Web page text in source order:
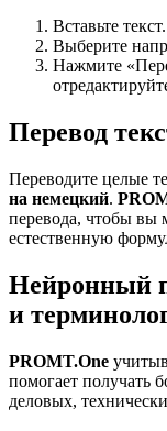
Вставьте текст.
Выберите
Нажмите
Перевод
Переводите целые
на немецкий.
перевода, чтобы вы
естественную
Нейронный
и
PROMT.One
помогает получать
деловых,